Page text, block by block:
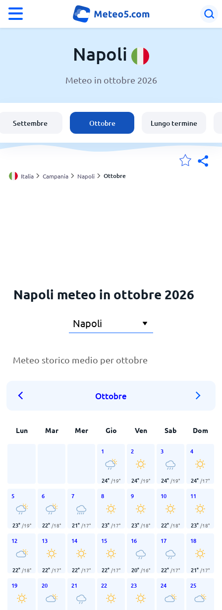
Svizzera
Le mie località
Napoli
Meteo in ottobre 2026
Settembre Ottobre Lungo termine
Italia Campania Napoli Ottobre
Napoli meteo in ottobre 2026
Meteo storico medio per ottobre
Ottobre
Lun Mar Mer Gio Ven Sab Dom
1
24° /19°
2
24° /19°
3
24° /19°
4
24° /17°
5
23° /19°
6
22° /18°
7
21° /17°
8
23° /17°
9
23° /18°
10
22° /18°
11
23° /18°
12
22° /18°
13
22° /17°
14
22° /17°
15
22° /17°
16
20° /16°
17
22° /17°
18
21° /17°
19 20 21 22 23 24 25